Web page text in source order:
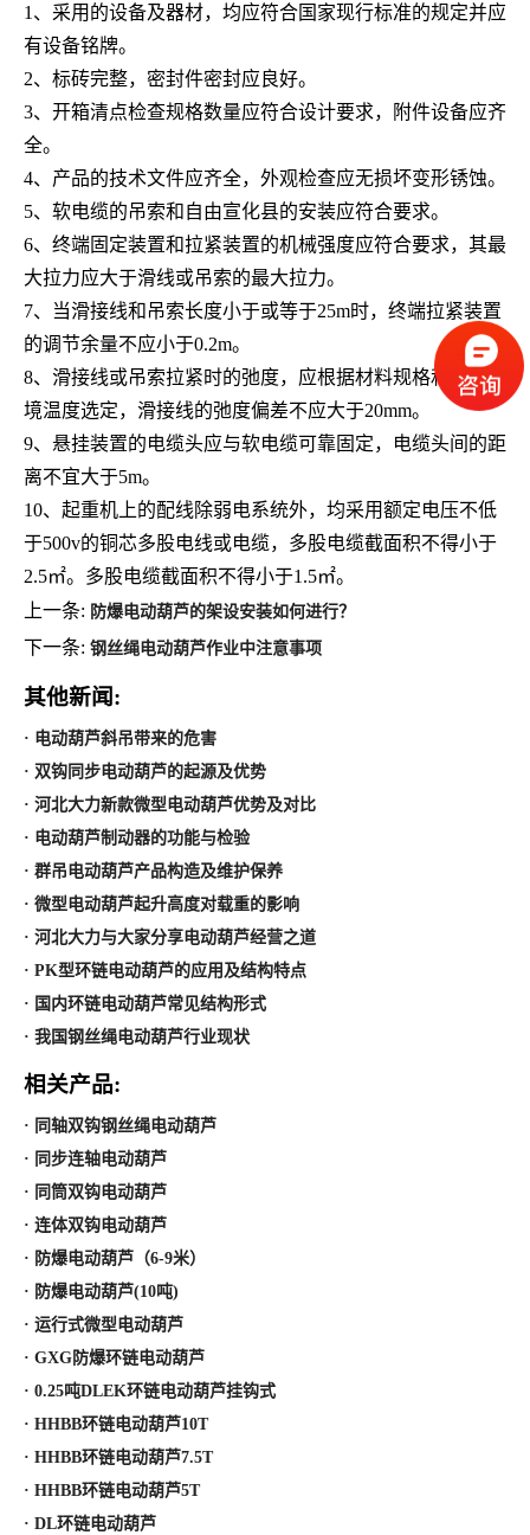
1、 采用的设备及器材，均应符合国家现行标准的规定并应
有设备铭牌。
2、 标砖完整，密封件密封应良好。
3、 开箱清点检查规格数量应符合设计要求，附件设备应齐
全。
4、 产品的技术文件应齐全，外观检查应无损坏变形锈蚀。
5、 软电缆的吊索和自由宣化县的安装应符合要求。
6、 终端固定装置和拉紧装置的机械强度应符合要求，其最
大拉力应大于滑线或吊索的最大拉力。
7、
当滑接线和吊索长度小于或等于25m时，终端拉紧装置
的调节余量不应小于0.2m。
8、 滑接线或吊索拉紧时的弛度，应根据材料规格和安装环
境温度选定，滑接线的弛度偏差不应大于20mm。
9、 悬挂装置的电缆头应与软电缆可靠固定，电缆头间的距
离不宜大于5m。
10、 起重机上的配线除弱电系统外，均采用额定电压不低
于500v的铜芯多股电线或电缆，多股电缆截面积不得小于
2.5㎡。多股电缆截面积不得小于1.5㎡。
上一条: 防爆电动葫芦的架设安装如何进行？
下一条: 钢丝绳电动葫芦作业中注意事项
其他新闻:
· 电动葫芦斜吊带来的危害
· 双钩同步电动葫芦的起源及优势
· 河北大力新款微型电动葫芦优势及对比
· 电动葫芦制动器的功能与检验
· 群吊电动葫芦产品构造及维护保养
· 微型电动葫芦起升高度对载重的影响
· 河北大力与大家分享电动葫芦经营之道
· PK型环链电动葫芦的应用及结构特点
· 国内环链电动葫芦常见结构形式
· 我国钢丝绳电动葫芦行业现状
相关产品:
· 同轴双钩钢丝绳电动葫芦
· 同步连轴电动葫芦
· 同筒双钩电动葫芦
· 连体双钩电动葫芦
· 防爆电动葫芦（6-9米）
· 防爆电动葫芦(10吨)
· 运行式微型电动葫芦
· GXG防爆环链电动葫芦
· 0.25吨DLEK环链电动葫芦挂钩式
· HHBB环链电动葫芦10T
· HHBB环链电动葫芦7.5T
· HHBB环链电动葫芦5T
· DL环链电动葫芦